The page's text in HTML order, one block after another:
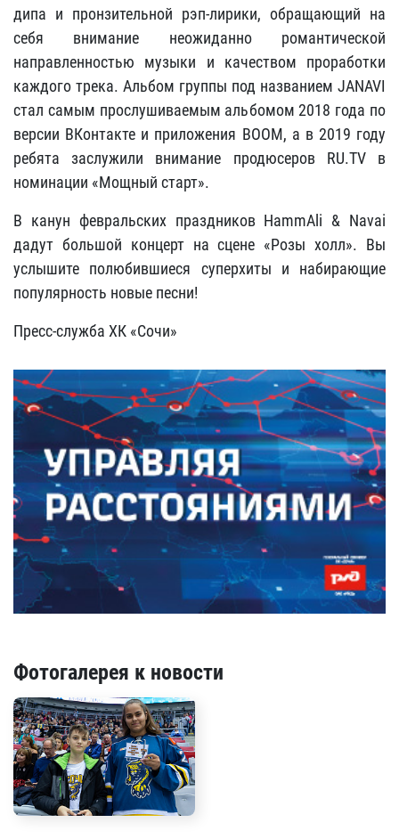
дипа и пронзительной рэп-лирики, обращающий на
себя внимание неожиданно романтической
направленностью музыки и качеством проработки
каждого трека. Альбом группы под названием JANAVI
стал самым прослушиваемым альбомом 2018 года по
версии ВКонтакте и приложения BOOM, а в 2019 году
ребята заслужили внимание продюсеров RU.TV в
номинации «Мощный старт».
В канун февральских праздников HammAli & Navai
дадут большой концерт на сцене «Розы холл». Вы
услышите полюбившиеся суперхиты и набирающие
популярность новые песни!
Пресс-служба ХК «Сочи»
Фотогалерея к новости